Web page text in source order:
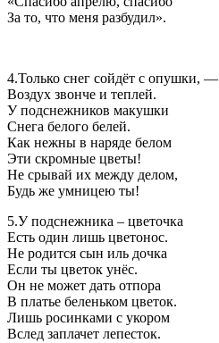
За то, что меня разбудил».
4.Только снег сойдёт с опушки, —
Воздух звонче и теплей.
У подснежников макушки
Снега белого белей.
Как нежны в наряде белом
Эти скромные цветы!
Не срывай их между делом,
Будь же умницею ты!
5.У подснежника – цветочка
Есть один лишь цветонос.
Не родится сын иль дочка
Если ты цветок унёс.
Он не может дать отпора
В платье беленьком цветок.
Лишь росинками с укором
Вслед заплачет лепесток.